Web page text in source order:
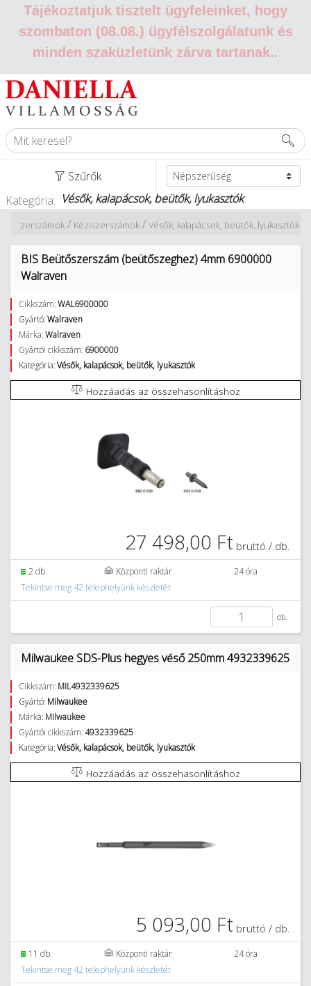
Tájékoztatjuk tisztelt ügyfeleinket, hogy
szombaton (08.08.) ügyfélszolgálatunk és
minden szaküzletünk zárva tartanak..
Szűrők
Kategória: Vésők, kalapácsok, beütők, lyukasztók
Vésők, kalapácsok, beütők, lyukasztók
/
Kéziszerszámok
/
Szerszámok
BIS Beütőszerszám (beütőszeghez) 4mm 6900000
Walraven
Cikkszám:WAL6900000
Gyártó:Walraven
Márka:Walraven
Gyártói cikkszám: 6900000
Kategória:Vésők, kalapácsok, beütők, lyukasztók
Hozzáadás az összehasonlításhoz
27 498,00 Ft bruttó / db.
2 db. Központi raktár
24 óra
Tekintse meg 42 telephelyünk készletét
db.
Milwaukee SDS-Plus hegyes véső 250mm 4932339625
Cikkszám: MIL4932339625
Gyártó: Milwaukee
Márka: Milwaukee
Gyártói cikkszám:4932339625
Kategória:Vésők, kalapácsok, beütők, lyukasztók
Hozzáadás az összehasonlításhoz
5 093,00 Ft bruttó / db.
11 db. Központi raktár
24 óra
Tekintse meg 42 telephelyünk készletét